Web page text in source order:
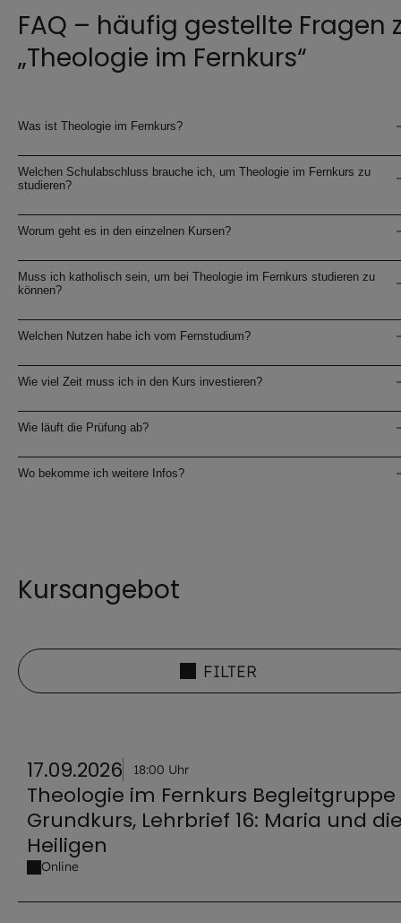
FAQ – häufig gestellte Fragen
„Theologie im Fernkurs“
Was ist Theologie im Fernkurs?
Welchen Schulabschluss brauche ich, um Theologie im Fernkurs zu
studieren?
Worum geht es in den einzelnen Kursen?
Muss ich katholisch sein, um bei Theologie im Fernkurs studieren zu
können?
Welchen Nutzen habe ich vom Fernstudium?
Wie viel Zeit muss ich in den Kurs investieren?
Wie läuft die Prüfung ab?
Wo bekomme ich weitere Infos?
Kursangebot
FILTER
17.09.2026 18:00 Uhr
Theologie im Fernkurs Begleitgruppe
Grundkurs, Lehrbrief 16: Maria und
Heiligen
Online